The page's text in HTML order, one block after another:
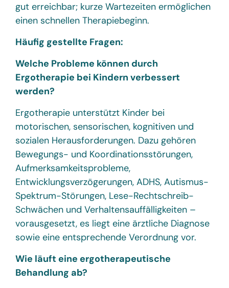
gut erreichbar; kurze Wartezeiten ermöglichen
einen schnellen Therapiebeginn.
Häufig gestellte Fragen:
Welche Probleme können durch
Ergotherapie bei Kindern verbessert
werden?
Ergotherapie unterstützt Kinder bei
motorischen, sensorischen, kognitiven und
sozialen Herausforderungen. Dazu gehören
Bewegungs- und Koordinationsstörungen,
Aufmerksamkeitsprobleme,
Entwicklungsverzögerungen, ADHS, Autismus-
Spektrum-Störungen, Lese-Rechtschreib-
Schwächen und Verhaltensauffälligkeiten –
vorausgesetzt, es liegt eine ärztliche Diagnose
sowie eine entsprechende Verordnung vor.
Wie läuft eine ergotherapeutische
Behandlung ab?